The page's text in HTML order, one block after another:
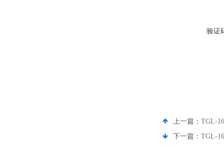
验证
上一篇： TGL-
下一篇： TGL-